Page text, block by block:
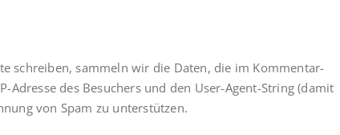
schreiben, sammeln wir die Daten, die im Kommentar-
Adresse des Besuchers und den User-Agent-String (damit
von Spam zu unterstützen.